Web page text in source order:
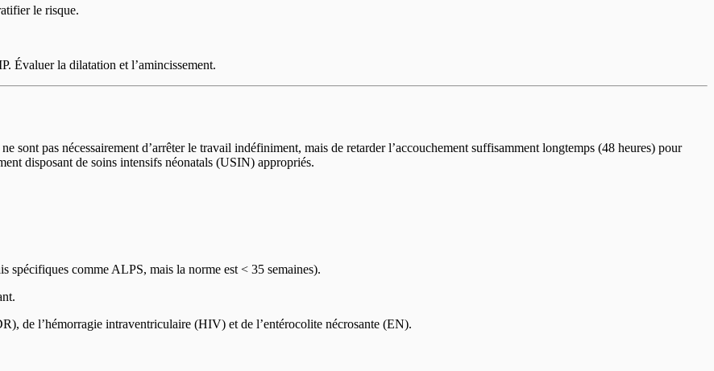
le risque.
Évaluer la dilatation et l’amincissement.
sont pas nécessairement d’arrêter le travail indéfiniment, mais de retarder l’accouchement suffisamment longtemps (48 heures) pour
disposant de soins intensifs néonatals (USIN) appropriés.
spécifiques comme ALPS, mais la norme est < 35 semaines).
de l’hémorragie intraventriculaire (HIV) et de l’entérocolite nécrosante (EN).